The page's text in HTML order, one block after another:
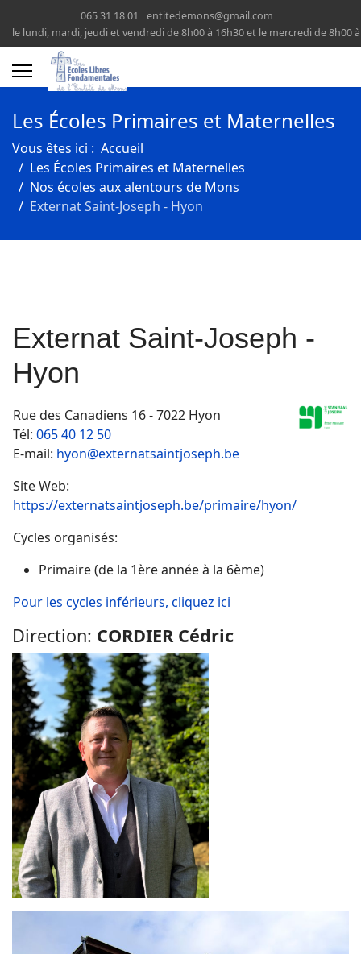
065 31 18 01
entitedemons@gmail.com
le lundi, mardi, jeudi et vendredi de 8h00 à 16h30 et le mercredi de 8h00
Les Écoles Primaires et Maternelles
Vous êtes ici : Accueil
Les Écoles Primaires et Maternelles
Nos écoles aux alentours de Mons
Externat Saint-Joseph - Hyon
Externat Saint-Joseph -
Hyon
Rue des Canadiens 16 - 7022 Hyon
Tél: 065 40 12 50
E-mail: hyon@externatsaintjoseph.be
Site Web:
https://externatsaintjoseph.be/primaire/hyon/
Cycles organisés:
Primaire (de la 1ère année à la 6ème)
Pour les cycles inférieurs, cliquez ici
Direction: CORDIER Cédric